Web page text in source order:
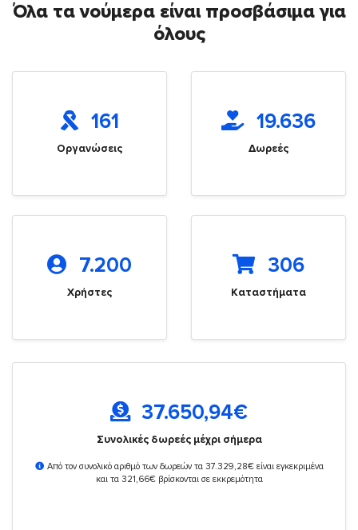
Όλα τα νούμερα είναι προσβάσιμα για
όλους
161
Οργανώσεις
19.636
Δωρεές
7.200
Χρήστες
306
Καταστήματα
37.650,94€
Συνολικές δωρεές μέχρι σήμερα
Από τον συνολικό αριθμό των δωρεών τα 37.329,28€ είναι εγκεκριμένα
και τα 321,66€ βρίσκονται σε εκκρεμότητα